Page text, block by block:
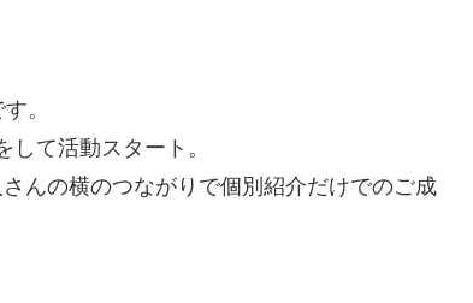
。
て活動スタート。
んの横のつながりで個別紹介だけでのご成